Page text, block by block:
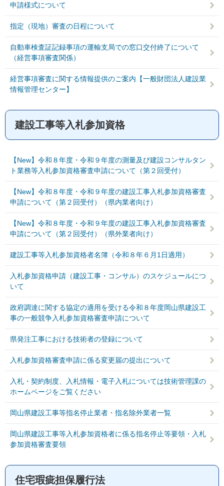
申請様式について
指定（現地）審査の日程について
自動車検査証記録事項の運輸支局での窓口交付終了について
（経営事項審査関係）
経営事項審査に関する情報提供のご案内【一般財団法人建設業
情報管理センター】
建設工事等入札参加資格
【New】令和８年度・令和９年度の測量及び建設コンサルタン
ト業務等入札参加資格審査申請について（第２回受付）
【New】令和８年度・令和９年度の建設工事入札参加資格審査
申請について（第２回受付）（県内業者向け）
【New】令和８年度・令和９年度の建設工事入札参加資格審査
申請について（第２回受付）（県外業者向け）
建設工事等入札参加資格者名簿（令和８年６月1日適用）
入札参加資格申請（建設工事・コンサル）のスケジュールにつ
いて
政府調達に関する協定の適用を受ける令和８年度岡山県建設工
事の一般競争入札参加資格審査申請について
県発注工事における技術者の登録について
入札参加資格審査申請に係る変更届の提出について
入札・契約制度、入札情報・電子入札については技術管理課の
ホームページをご覧ください
岡山県建設工事等指名停止業者・指名除外業者一覧
岡山県建設工事等入札参加資格者に係る指名停止等要領・入札
参加資格審査要領
住宅瑕疵担保履行法